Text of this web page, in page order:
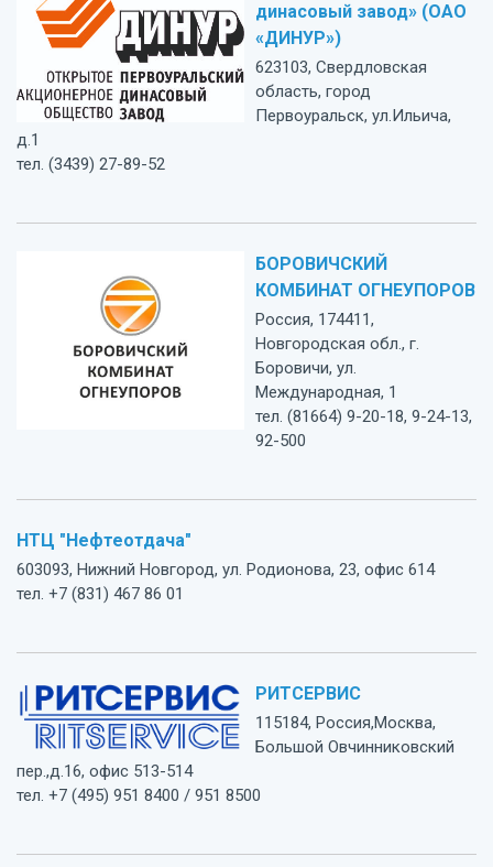
динасовый завод» (ОАО
«ДИНУР»)
623103, Свердловская
область, город
Первоуральск, ул.Ильича,
д.1
тел. (3439) 27-89-52
БОРОВИЧСКИЙ
КОМБИНАТ ОГНЕУПОРОВ
Россия, 174411,
Новгородская обл., г.
Боровичи, ул.
Международная, 1
тел. (81664) 9-20-18, 9-24-13,
92-500
НТЦ "Нефтеотдача"
603093, Нижний Новгород, ул. Родионова, 23, офис 614
тел. +7 (831) 467 86 01
РИТСЕРВИС
115184, Россия,Москва,
Большой Овчинниковский
пер.,д.16, офис 513-514
тел. +7 (495) 951 8400 / 951 8500